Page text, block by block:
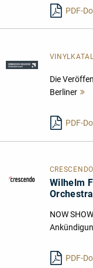
PDF-
Die
Berliner
PDF-
Wilhelm
NOW
PDF-